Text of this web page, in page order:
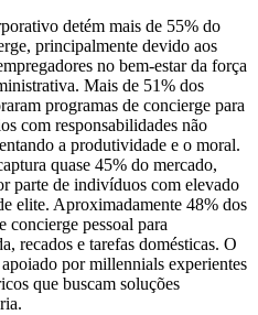
detém mais de 55% do
principalmente devido aos
no bem-estar da força
Mais de 51% dos
programas de concierge para
com responsabilidades não
a produtividade e o moral.
quase 45% do mercado,
parte de indivíduos com elevado
elite. Aproximadamente 48% dos
concierge pessoal para
recados e tarefas domésticas. O
por millennials experientes
que buscam soluções